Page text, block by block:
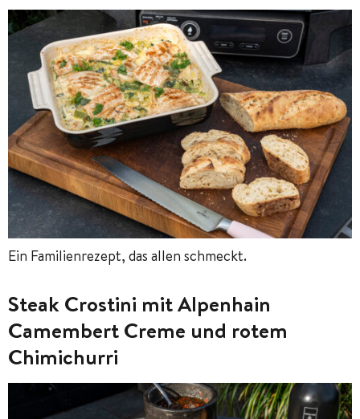
Ein Familienrezept, das allen schmeckt.
Steak Crostini mit Alpenhain
Camembert Creme und rotem
Chimichurri